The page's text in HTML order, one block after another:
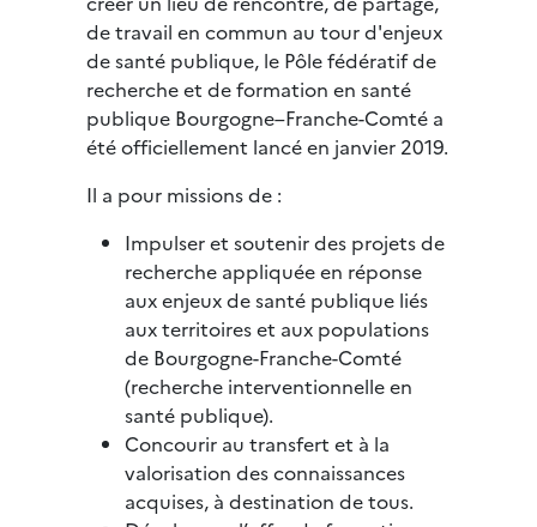
de travail en commun au tour d'enjeux
de santé publique, le Pôle fédératif de
recherche et de formation en santé
publique Bourgogne–Franche-Comté a
été officiellement lancé en janvier 2019.
Il a pour missions de :
Impulser et soutenir des projets de
recherche appliquée en réponse
aux enjeux de santé publique liés
aux territoires et aux populations
de Bourgogne-Franche-Comté
(recherche interventionnelle en
santé publique).
Concourir au transfert et à la
valorisation des connaissances
acquises, à destination de tous.